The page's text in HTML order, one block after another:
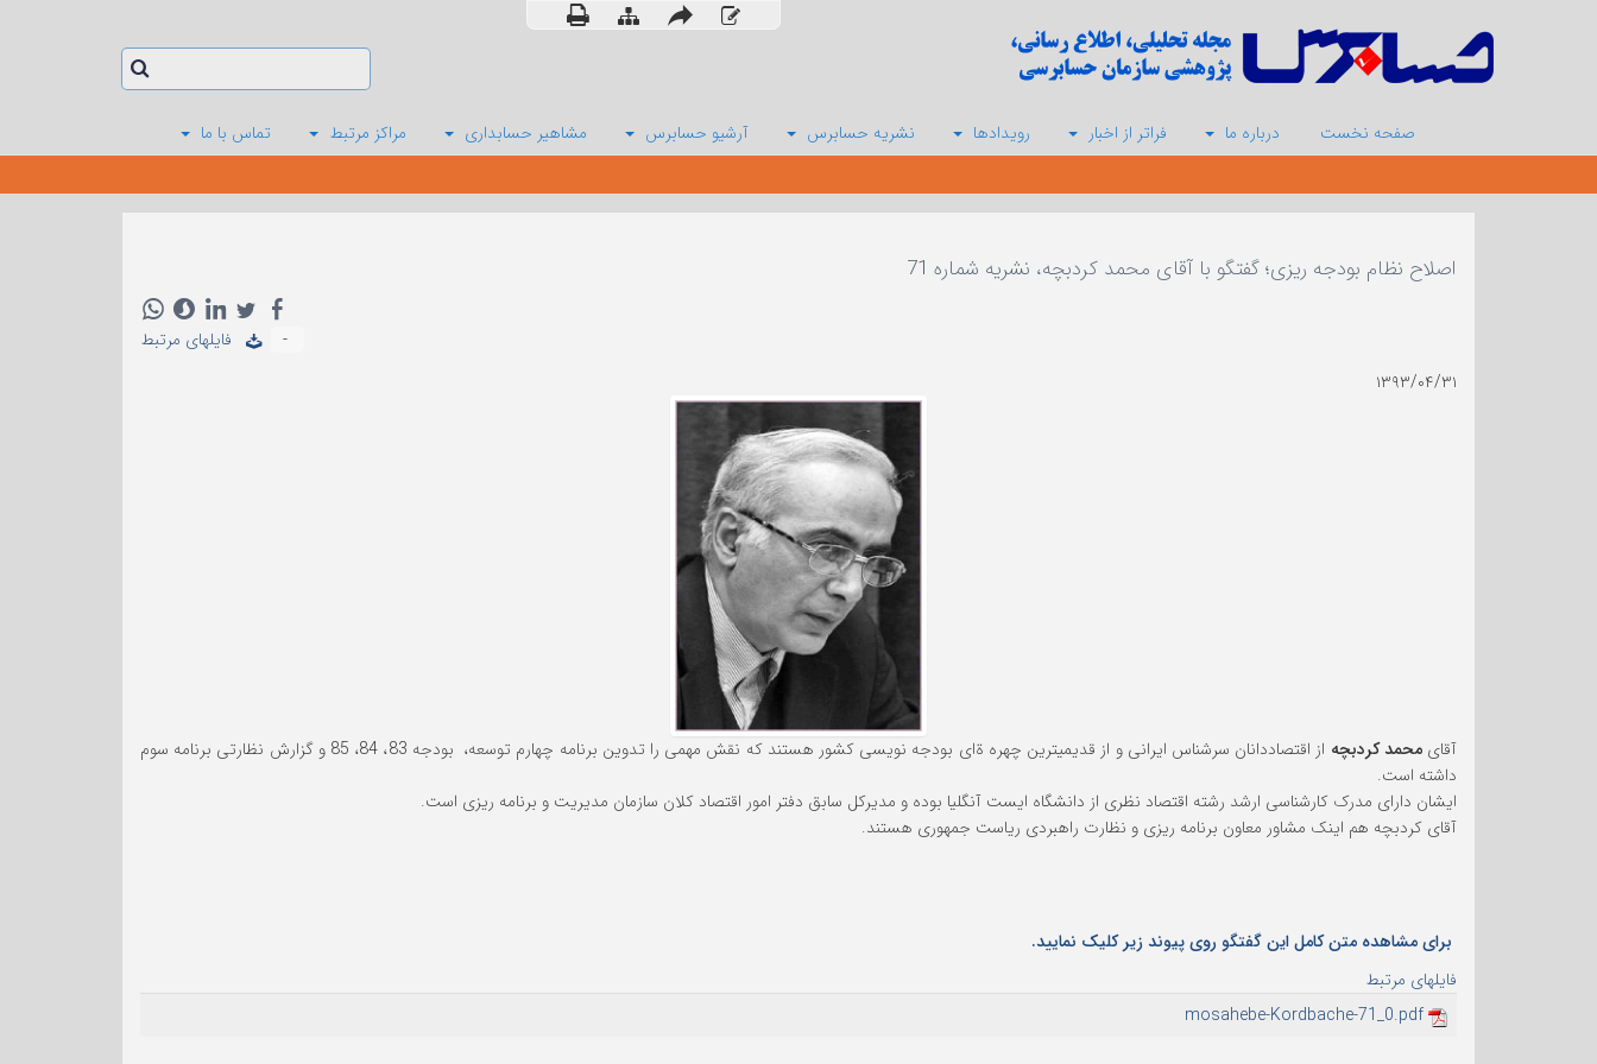
صفحه نخست درباره ما فراتر از اخبار رویدادها نشریه حسابرس آرشیو حسابرس مشاهیر حسابداری مراکز مرتبط تماس با ما
اصلاح نظام بودجه ریزی؛ گفتگو با آقای محمد کردبچه، نشریه شماره 71
-
فایلهای مرتبط
۱۳۹۳/۰۴/۳۱
آقایمحمد کردبچه
از اقتصاددانان سرشناس ایرانی و از قدیمیترین چهره ةای بودجه نویسی کشور هستند که نقش مهمی را تدوین برنامه چهارم توسعه، بودجه 83، 84، 85 و گزارش نظارتی برنامه سوم
داشته است.
ایشان دارای مدرک کارشناسی ارشد رشته اقتصاد نظری از دانشگاه ایست آنگلیا بوده و مدیرکل سابق دفتر امور اقتصاد کلان سازمان مدیریت و برنامه ریزی است.
آقای کردبچه هم اینک مشاور معاون برنامه ریزی و نظارت راهبردی ریاست جمهوری هستند.
برای مشاهده متن کامل این گفتگو روی پیوند زیر کلیک نمایید.
فایلهای مرتبط
mosahebe-Kordbache-71_0.pdf